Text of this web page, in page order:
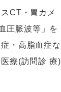
CT・胃カメ
圧脈波等」を
・高脂血症な
療(訪問診 療)